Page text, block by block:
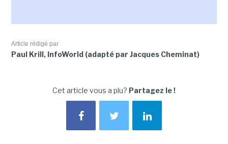
Article rédigé par
Paul Krill, InfoWorld (adapté par Jacques Cheminat)
Cet article vous a plu? Partagez le !